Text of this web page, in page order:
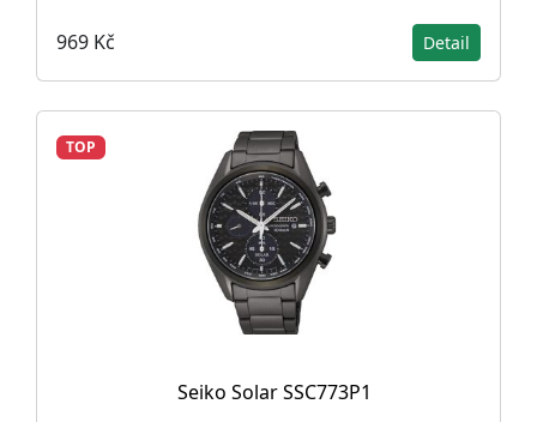
969 Kč Detail
TOP
Seiko Solar SSC773P1